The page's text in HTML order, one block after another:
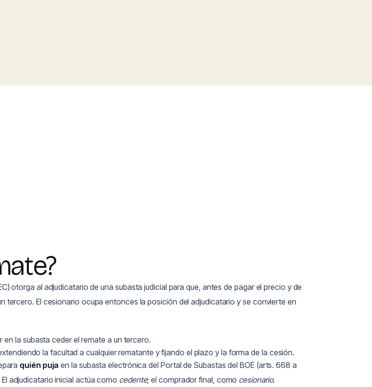
otorga al adjudicatario de una subasta judicial para que, antes de pagar el precio y de
El cesionario ocupa entonces la posición del adjudicatario y se convierte en
la subasta ceder el remate a un tercero.
la facultad a cualquier rematante y fijando el plazo y la forma de la cesión.
quién puja en la subasta electrónica del Portal de Subastas del BOE (arts. 668 a
adjudicatario inicial actúa como cedente; el comprador final, como cesionario.